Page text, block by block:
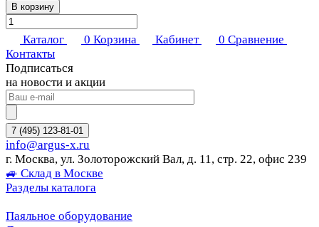
В корзину
Каталог 0 Корзина Кабинет 0 Сравнение
Контакты
Подписаться
на новости и акции
7 (495) 123-81-01
info@argus-x.ru
г. Москва, ул. Золоторожский Вал, д. 11, стр. 22, офис 239
🚙 Склад в Москве
Разделы каталога
Паяльное оборудование